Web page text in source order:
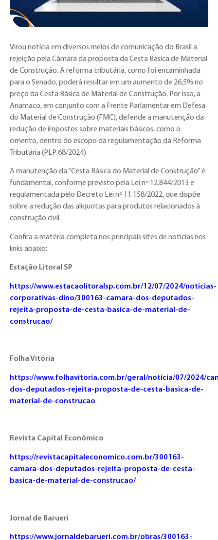
Virou notícia em diversos meios de comunicação do Brasil a
rejeição pela Câmara da proposta da Cesta Básica de Material
de Construção. A reforma tributária, como foi encaminhada
para o Senado, poderá resultar em um aumento de 26,5% no
preço da Cesta Básica de Material de Construção. Por isso, a
Anamaco, em conjunto com a Frente Parlamentar em Defesa
do Material de Construção (FMC), defende a manutenção da
redução de impostos sobre materiais básicos, como o
cimento, dentro do escopo da regulamentação da Reforma
Tributária (PLP 68/2024).
A manutenção da “Cesta Básica do Material de Construção” é
fundamental, conforme previsto pela Lei nº 12.844/2013 e
regulamentada pelo Decreto Lei nº 11.158/2022, que dispõe
sobre a redução das alíquotas para produtos relacionados à
construção civil.
Confira a matéria completa nos principais sites de notícias nos
links abaixo:
Estação Litoral SP
https://www.estacaolitoralsp.com.br/12/07/2024/noticias-
corporativas-dino/300163-camara-dos-deputados-
rejeita-proposta-de-cesta-basica-de-material-de-
construcao/
Folha Vitória
https://www.folhavitoria.com.br/geral/noticia/07/2024/
dos-deputados-rejeita-proposta-de-cesta-basica-de-
material-de-construcao
Revista Capital Econômico
https://revistacapitaleconomico.com.br/300163-
camara-dos-deputados-rejeita-proposta-de-cesta-
basica-de-material-de-construcao/
Jornal de Barueri
https://www.jornaldebarueri.com.br/obras/300163-